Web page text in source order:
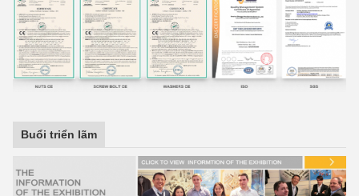
Buổi triển lãm